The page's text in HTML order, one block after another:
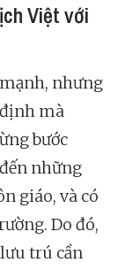
Việt với
nhưng
mà
bước
những
giáo, và có
Do đó,
lưu trú cần